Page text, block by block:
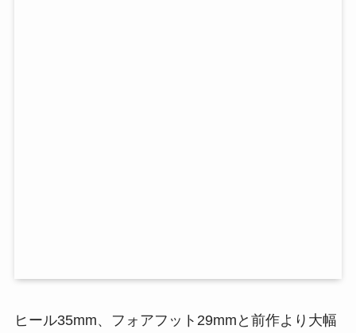
ヒール35mm、フォアフット29mmと前作より大幅